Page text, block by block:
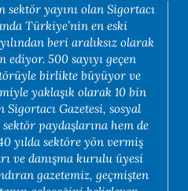
sektör yayını olan Sigortacı
Türkiye’nin en eski
beri aralıksız olarak
ediyor. 500 sayıyı geçen
birlikte büyüyor ve
yaklaşık olarak 10 bin
Sigortacı Gazetesi, sosyal
paydaşlarına hem de
yılda sektöre yön vermiş
ve danışma kurulu üyesi
gazetemiz, geçmişten